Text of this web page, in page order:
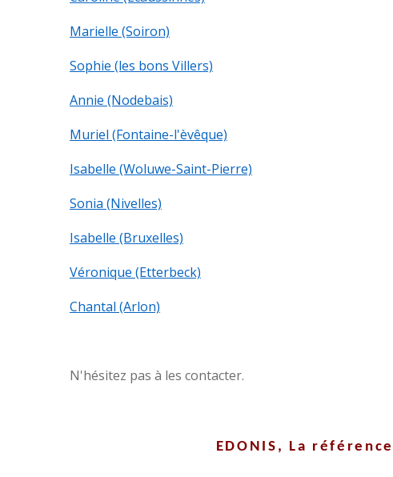
Marielle (Soiron)
Sophie (les bons Villers)
Annie (Nodebais)
Muriel (Fontaine-l'èvêque)
Isabelle (Woluwe-Saint-Pierre)
Sonia (Nivelles)
Isabelle (Bruxelles)
Véronique (Etterbeck)
Chantal (Arlon)
N'hésitez pas à les contacter.
EDONIS, La référence